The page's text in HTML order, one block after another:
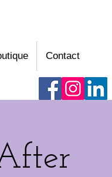
Contact